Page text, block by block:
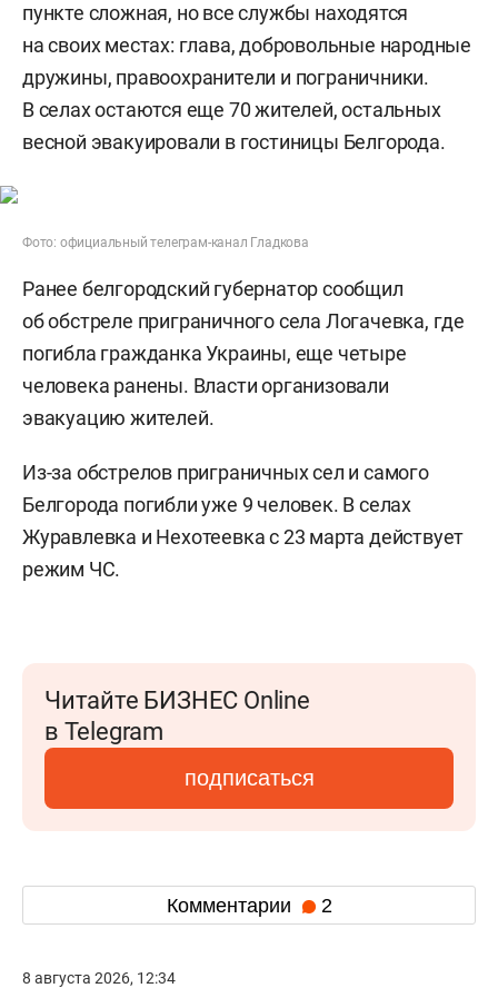
пункте сложная, но все службы находятся
на своих местах: глава, добровольные народные
дружины, правоохранители и пограничники.
В селах остаются еще 70 жителей, остальных
весной эвакуировали в гостиницы Белгорода.
Фото: официальный телеграм-канал Гладкова
Ранее белгородский губернатор сообщил
об обстреле приграничного села Логачевка, где
погибла гражданка Украины, еще четыре
человека ранены. Власти организовали
эвакуацию жителей.
Из-за обстрелов приграничных сел и самого
Белгорода погибли уже 9 человек. В селах
Журавлевка и Нехотеевка с 23 марта действует
режим ЧС.
Читайте БИЗНЕС Online
в Telegram
подписаться
Комментарии 2
8 августа 2026, 12:34